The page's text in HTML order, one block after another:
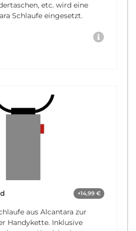
etc. wird eine
Schlaufe eingesetzt.
+14,99 €
aus Alcantara zur
Handykette. Inklusive